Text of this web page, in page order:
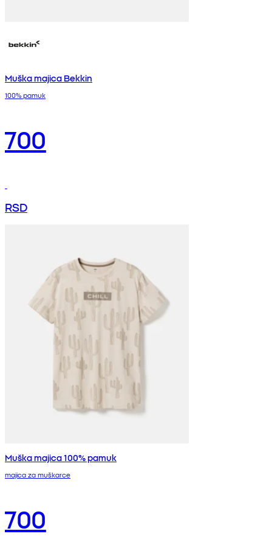
Muška majica Bekkin
100% pamuk
700
RSD
Muška majica 100% pamuk
majica za muškarce
700